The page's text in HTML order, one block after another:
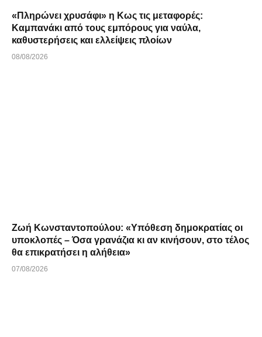
«Πληρώνει χρυσάφι» η Κως τις μεταφορές:
Καμπανάκι από τους εμπόρους για ναύλα,
καθυστερήσεις και ελλείψεις πλοίων
08/08/2026
Ζωή Κωνσταντοπούλου: «Υπόθεση δημοκρατίας οι
υποκλοπές – Όσα γρανάζια κι αν κινήσουν, στο τέλος
θα επικρατήσει η αλήθεια»
07/08/2026